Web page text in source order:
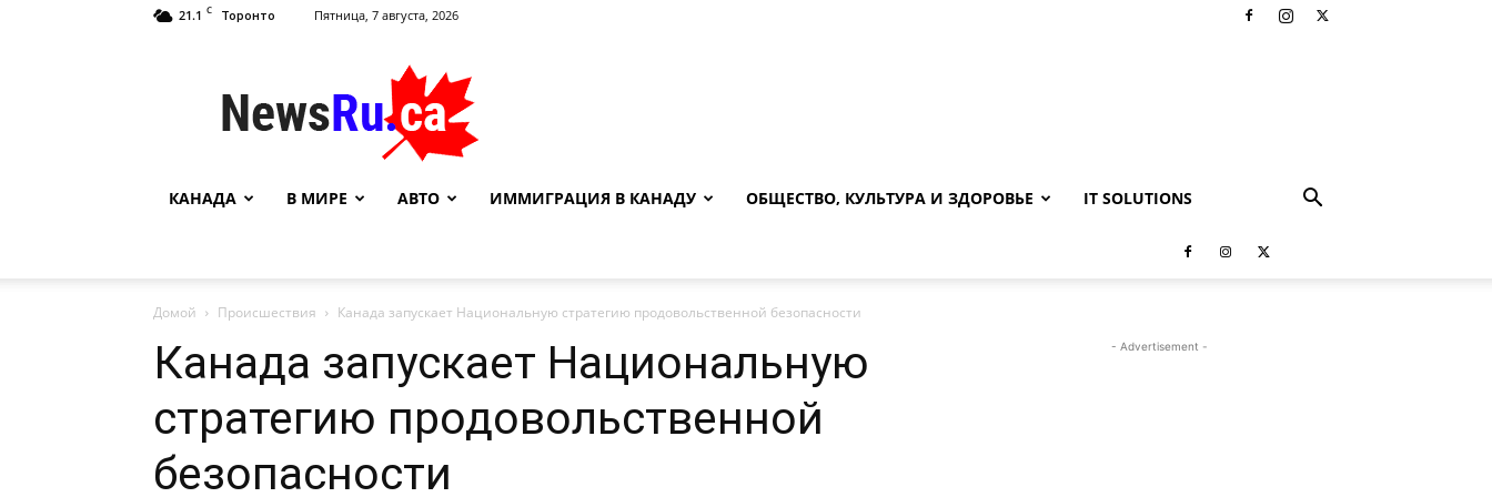
21.1 C Торонто Пятница, 7 августа, 2026
NewsRu.Ca
КАНАДА В МИРЕ АВТО ИММИГРАЦИЯ В КАНАДУ ОБЩЕСТВО, КУЛЬТУРА И ЗДОРОВЬЕ IT SOLUTIONS
Домой Происшествия Канада запускает Национальную стратегию продовольственной безопасности
Канада запускает Национальную
стратегию продовольственной
безопасности
- Advertisement -